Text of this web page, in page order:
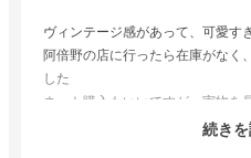
ヴィンテージ感があって、可愛す
阿倍野の店に行ったら在庫がなく
した
ネット購入もいいですが、実物を
続き